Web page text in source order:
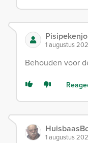
Pisipekenjo
1 augustus
Behouden voor
1 augustus